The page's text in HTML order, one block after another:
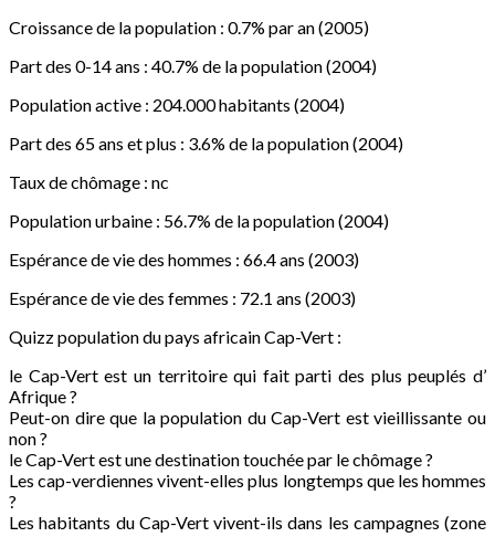
Croissance de la population : 0.7% par an (2005)
Part des 0-14 ans : 40.7% de la population (2004)
Population active : 204.000 habitants (2004)
Part des 65 ans et plus : 3.6% de la population (2004)
Taux de chômage : nc
Population urbaine : 56.7% de la population (2004)
Espérance de vie des hommes : 66.4 ans (2003)
Espérance de vie des femmes : 72.1 ans (2003)
Quizz population du pays africain Cap-Vert :
le Cap-Vert est un territoire qui fait parti des plus peuplés d’
Afrique ?
Peut-on dire que la population du Cap-Vert est vieillissante ou
non ?
le Cap-Vert est une destination touchée par le chômage ?
Les cap-verdiennes vivent-elles plus longtemps que les hommes
?
Les habitants du Cap-Vert vivent-ils dans les campagnes (zone